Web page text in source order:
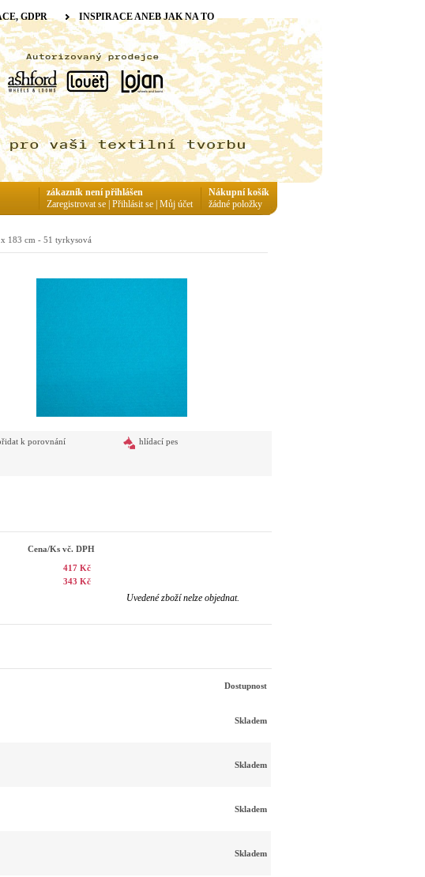
183 cm - 51 tyrkysová
k porovnání hlídací pes
Cena/ks vč. DPH
417 Kč
343 Kč
Uvedené zboží nelze objednat.
Dostupnost
Skladem
Skladem
Skladem
Skladem
GDPR INSPIRACE ANEB JAK NA TO
Nákupní košík
žádné položky
zákazník není přihlášen
Zaregistrovat se Přihlásit se Můj účet